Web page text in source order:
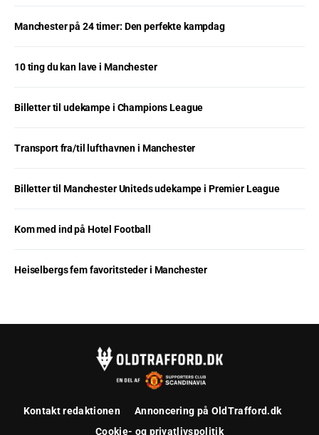
Manchester på 24 timer: Den perfekte kampdag
10 ting du kan lave i Manchester
Billetter til udekampe i Champions League
Transport fra/til lufthavnen i Manchester
Billetter til Manchester Uniteds udekampe i Premier League
Kom med ind på Hotel Football
Heiselbergs fem favoritsteder i Manchester
Kontakt redaktionen
Annoncering på OldTrafford.dk
Cookie- og privatlivspolitik